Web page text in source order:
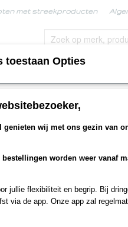
met streekproducten
Fruitvulling aardbei
€ 3,25
✓ Op voorraad
Aantal
toestaan Opties
genieten wij met ons gezin van
bestellingen worden weer vanaf
jullie flexibiliteit en begrip. Bij
via de app. Onze app zal